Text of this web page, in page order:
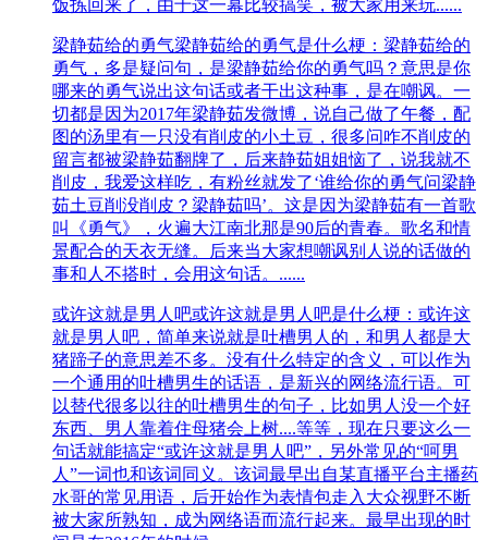
饭拣回来了，由于这一幕比较搞笑，被大家用来玩......
梁静茹给的勇气梁静茹给的勇气是什么梗：梁静茹给的
勇气，多是疑问句，是梁静茹给你的勇气吗？意思是你
哪来的勇气说出这句话或者干出这种事，是在嘲讽。一
切都是因为2017年梁静茹发微博，说自己做了午餐，配
图的汤里有一只没有削皮的小土豆，很多问咋不削皮的
留言都被梁静茹翻牌了，后来静茹姐姐恼了，说我就不
削皮，我爱这样吃，有粉丝就发了‘谁给你的勇气问梁静
茹土豆削没削皮？梁静茹吗’。这是因为梁静茹有一首歌
叫《勇气》，火遍大江南北那是90后的青春。歌名和情
景配合的天衣无缝。后来当大家想嘲讽别人说的话做的
事和人不搭时，会用这句话。......
或许这就是男人吧或许这就是男人吧是什么梗：或许这
就是男人吧，简单来说就是吐槽男人的，和男人都是大
猪蹄子的意思差不多。没有什么特定的含义，可以作为
一个通用的吐槽男生的话语，是新兴的网络流行语。可
以替代很多以往的吐槽男生的句子，比如男人没一个好
东西、男人靠着住母猪会上树....等等，现在只要这么一
句话就能搞定“或许这就是男人吧”，另外常见的“呵男
人”一词也和该词同义。该词最早出自某直播平台主播药
水哥的常见用语，后开始作为表情包走入大众视野不断
被大家所熟知，成为网络语而流行起来。最早出现的时